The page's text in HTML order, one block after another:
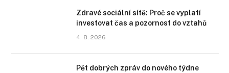
Zdravé sociální sítě: Proč se vyplatí
investovat čas a pozornost do vztahů
4. 8. 2026
Pět dobrých zpráv do nového týdne